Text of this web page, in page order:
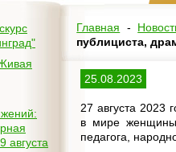
августа
Главная -
публициста,
25.08.2023
27 августа 2023
в мире женщины
педагога,